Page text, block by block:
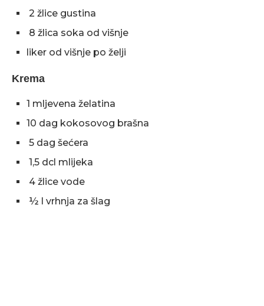
2 žlice gustina
8 žlica soka od višnje
liker od višnje po želji
Krema
1 mljevena želatina
10 dag kokosovog brašna
5 dag šećera
1,5 dcl mlijeka
4 žlice vode
½ l vrhnja za šlag